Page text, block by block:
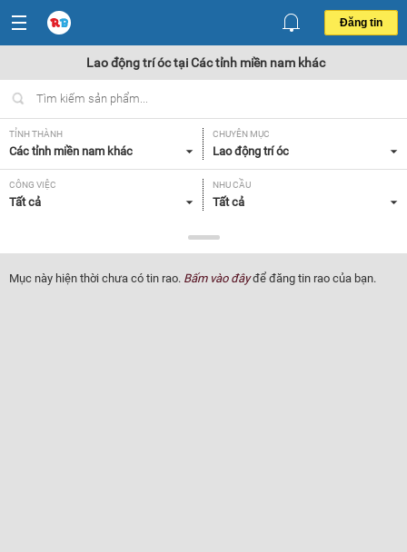
Đăng tin
Lao động trí óc tại Các tỉnh miền nam khác
TỈNH THÀNH
Các tỉnh miền nam khác
CHUYÊN MỤC
Lao động trí óc
CÔNG VIỆC
Tất cả
NHU CẦU
Tất cả
Tất cả
Mục này hiện thời chưa có tin rao. Bấm vào đâyđể đăng tin rao của bạn.